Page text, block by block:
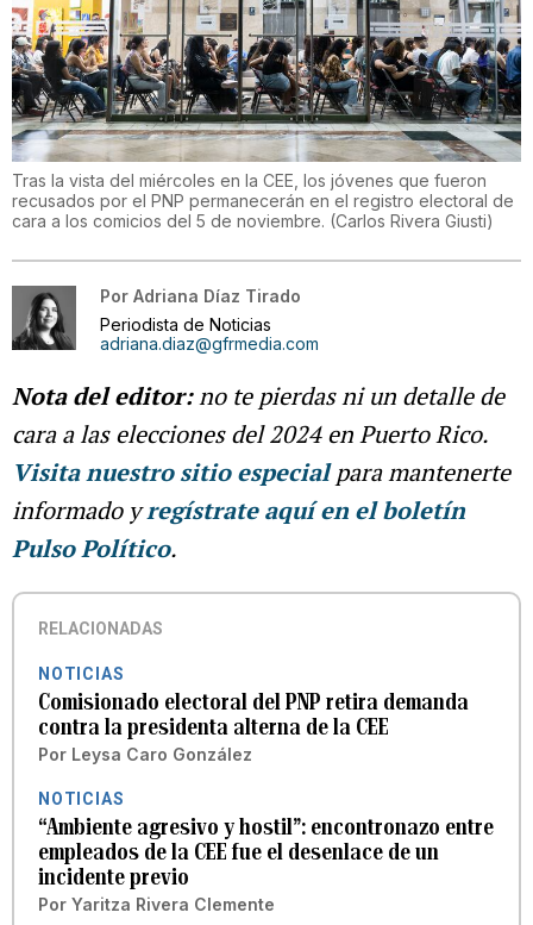
Tras la vista del miércoles en la CEE, los jóvenes que fueron
recusados por el PNP permanecerán en el registro electoral de
cara a los comicios del 5 de noviembre. (Carlos Rivera Giusti)
Por Adriana Díaz Tirado
Periodista de Noticias
adriana.diaz@gfrmedia.com
Nota del editor:no te pierdas ni un detalle de
cara a las elecciones del 2024 en Puerto Rico.
Visita nuestro sitio especialpara mantenerte
informado yregístrate aquí en el boletín
Pulso Político.
RELACIONADAS
NOTICIAS
Comisionado electoral del PNP retira demanda
contra la presidenta alterna de la CEE
Por Leysa Caro González
NOTICIAS
“Ambiente agresivo y hostil”: encontronazo entre
empleados de la CEE fue el desenlace de un
incidente previo
Por Yaritza Rivera Clemente